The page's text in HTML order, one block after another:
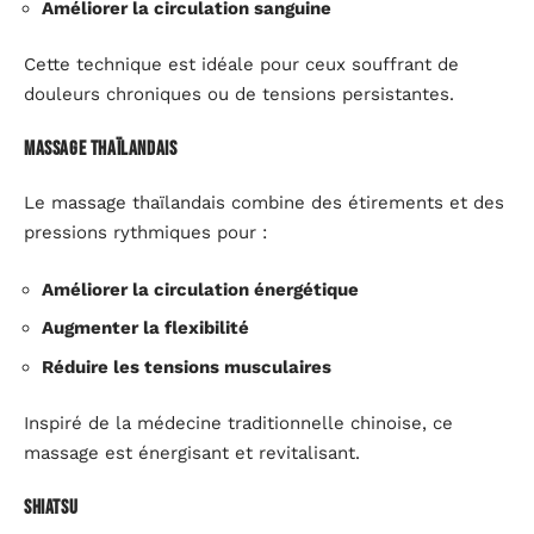
Améliorer la circulation sanguine
Cette technique est idéale pour ceux souffrant de
douleurs chroniques ou de tensions persistantes.
Massage thaïlandais
Le massage thaïlandais combine des étirements et des
pressions rythmiques pour :
Améliorer la circulation énergétique
Augmenter la flexibilité
Réduire les tensions musculaires
Inspiré de la médecine traditionnelle chinoise, ce
massage est énergisant et revitalisant.
Shiatsu